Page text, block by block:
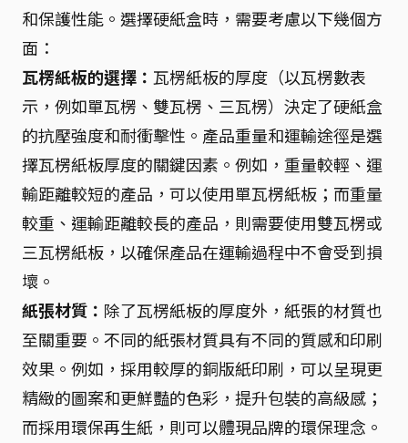
和保護性能。選擇硬紙盒時，需要考慮以下幾個方
面：
瓦楞紙板的選擇： 瓦楞紙板的厚度（以瓦楞數表
示，例如單瓦楞、雙瓦楞、三瓦楞）決定了硬紙盒
的抗壓強度和耐衝擊性。產品重量和運輸途徑是選
擇瓦楞紙板厚度的關鍵因素。例如，重量較輕、運
輸距離較短的產品，可以使用單瓦楞紙板；而重量
較重、運輸距離較長的產品，則需要使用雙瓦楞或
三瓦楞紙板，以確保產品在運輸過程中不會受到損
壞。
紙張材質： 除了瓦楞紙板的厚度外，紙張的材質也
至關重要。不同的紙張材質具有不同的質感和印刷
效果。例如，採用較厚的銅版紙印刷，可以呈現更
精緻的圖案和更鮮豔的色彩，提升包裝的高級感；
而採用環保再生紙，則可以體現品牌的環保理念。